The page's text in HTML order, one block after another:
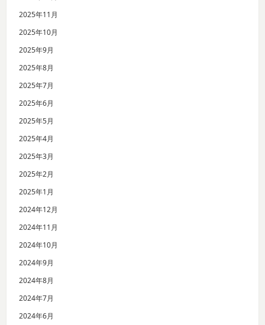
2025年11月
2025年10月
2025年9月
2025年8月
2025年7月
2025年6月
2025年5月
2025年4月
2025年3月
2025年2月
2025年1月
2024年12月
2024年11月
2024年10月
2024年9月
2024年8月
2024年7月
2024年6月